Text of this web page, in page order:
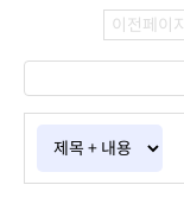
이전페이지